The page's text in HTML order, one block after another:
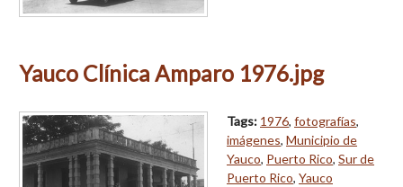
Yauco Clínica Amparo 1976.jpg
Tags: 1976, fotografías,
imágenes, Municipio de
Yauco, Puerto Rico, Sur de
Puerto Rico, Yauco